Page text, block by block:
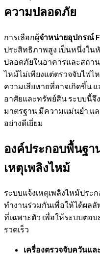
ความปลอดภัย
การเลือกผุ้จำหน่ายอุปกรณ์
ประสิทธิภาพสูง เป็นหนึ่งใน
ปลอดภัยในอาคารและสถาน
ไหม้ไม่เพียงแต่ตรวจจับไฟไ
ความเสียหายที่อาจเกิดขึ้น
อาศัยและทรัพย์สิน ระบบนี้
มาตรฐาน มีความแม่นยำ แ
อย่างดีเยี่ยม
องค์ประกอบพื้นฐ
เหตุเพลิงไหม้
ระบบแจ้งเหตุเพลิงไหม้ปร
ทำงานร่วมกันเพื่อให้ได้ผล
ที่เฉพาะตัว เพื่อให้ระบบตอ
รวดเร็ว
เครื่องตรวจจับควันแ